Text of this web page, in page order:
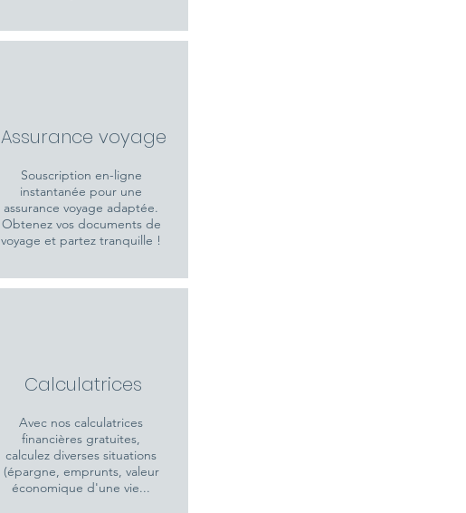
Assurance voyage
Souscription en-ligne
instantanée pour une
assurance voyage adaptée.
Obtenez vos documents de
voyage et partez tranquille !
Calculatrices
Avec nos calculatrices
financières gratuites,
calculez diverses situations
(épargne, emprunts, valeur
économique d'une vie...